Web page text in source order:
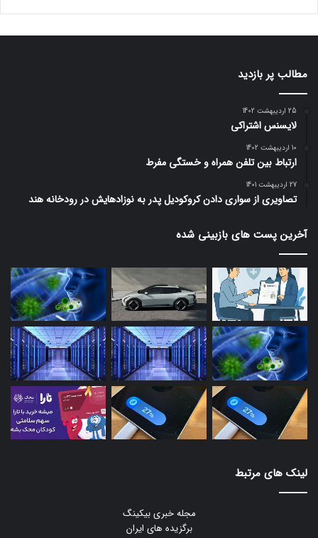
مطالب پر بازدید
25 اردیبهشت 1402
لایسنس اشتراکی
10 اردیبهشت 1402
ارتباط بین تلفن همراه و خستگی مفرط
27 اردیبهشت 1401
تصاویری از سواری دادن کروکودیل پدر به نوزادهایش در رودخانه هند
آخرین پست های بازبینی شده
لینک های مرتبط
مجله خبری بیکینگ
برگزیده های ایران